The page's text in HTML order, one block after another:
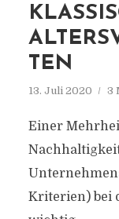
TEN
13. Juli 2020 3
Einer
Kriterien) bei